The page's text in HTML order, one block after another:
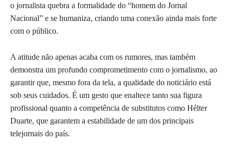
o jornalista quebra a formalidade do “homem do Jornal
Nacional” e se humaniza, criando uma conexão ainda mais forte
com o público.
A atitude não apenas acaba com os rumores, mas também
demonstra um profundo comprometimento com o jornalismo, ao
garantir que, mesmo fora da tela, a qualidade do noticiário está
sob seus cuidados. É um gesto que enaltece tanto sua figura
profissional quanto a competência de substitutos como Hélter
Duarte, que garantem a estabilidade de um dos principais
telejornais do país.